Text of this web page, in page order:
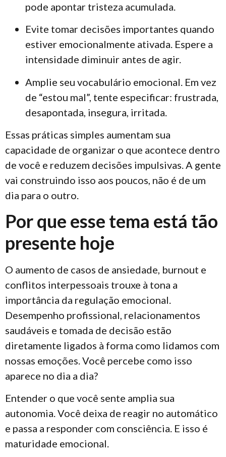
pode apontar tristeza acumulada.
Evite tomar decisões importantes quando
estiver emocionalmente ativada. Espere a
intensidade diminuir antes de agir.
Amplie seu vocabulário emocional. Em vez
de “estou mal”, tente especificar: frustrada,
desapontada, insegura, irritada.
Essas práticas simples aumentam sua
capacidade de organizar o que acontece dentro
de você e reduzem decisões impulsivas. A gente
vai construindo isso aos poucos, não é de um
dia para o outro.
Por que esse tema está tão
presente hoje
O aumento de casos de ansiedade, burnout e
conflitos interpessoais trouxe à tona a
importância da regulação emocional.
Desempenho profissional, relacionamentos
saudáveis e tomada de decisão estão
diretamente ligados à forma como lidamos com
nossas emoções. Você percebe como isso
aparece no dia a dia?
Entender o que você sente amplia sua
autonomia. Você deixa de reagir no automático
e passa a responder com consciência. E isso é
maturidade emocional.